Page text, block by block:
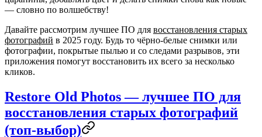
— словно по волшебству!
Давайте рассмотрим лучшее ПО для восстановления старых
фотографий в 2025 году. Будь то чёрно‑белые снимки или
фотографии, покрытые пылью и со следами разрывов, эти
приложения помогут восстановить их всего за несколько
кликов.
Restore Old Photos — лучшее ПО для
восстановления старых фотографий
(топ‑выбор)